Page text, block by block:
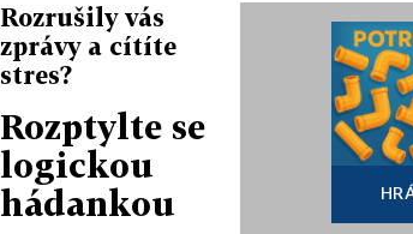
Rozrušily vás
zprávy a cítíte
stres?
Rozptylte se
logickou
hádankou